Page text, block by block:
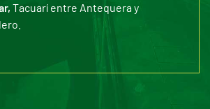
Tacuarí entre Antequera y